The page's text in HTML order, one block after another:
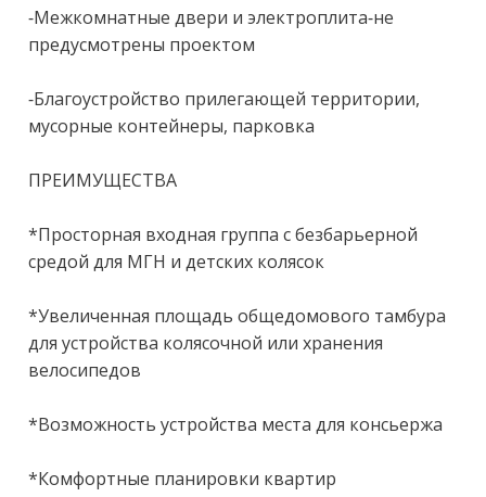
-Межкомнатные двери и электроплита-не
предусмотрены проектом
-Благоустройство прилегающей территории,
мусорные контейнеры, парковка
ПРЕИМУЩЕСТВА
*Просторная входная группа с безбарьерной
средой для МГН и детских колясок
*Увеличенная площадь общедомового тамбура
для устройства колясочной или хранения
велосипедов
*Возможность устройства места для консьержа
*Комфортные планировки квартир